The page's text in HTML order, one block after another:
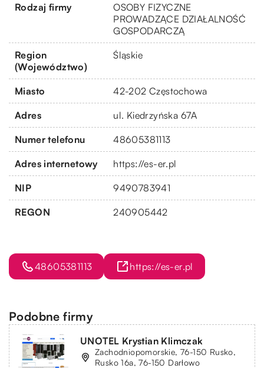
Rodzaj firmy
OSOBY FIZYCZNE
PROWADZĄCE DZIAŁALNOŚĆ
GOSPODARCZĄ
Region
(Województwo)
Śląskie
Miasto 42-202 Częstochowa
Adres ul. Kiedrzyńska 67A
Numer telefonu 48605381113
Adres internetowy https://es-er.pl
NIP 9490783941
REGON 240905442
48605381113 https://es-er.pl
Podobne firmy
UNOTEL Krystian Klimczak
Zachodniopomorskie, 76-150 Rusko,
Rusko 16a, 76-150 Darłowo